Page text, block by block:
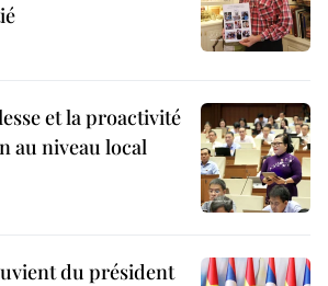
et la proactivité
au niveau local
du président